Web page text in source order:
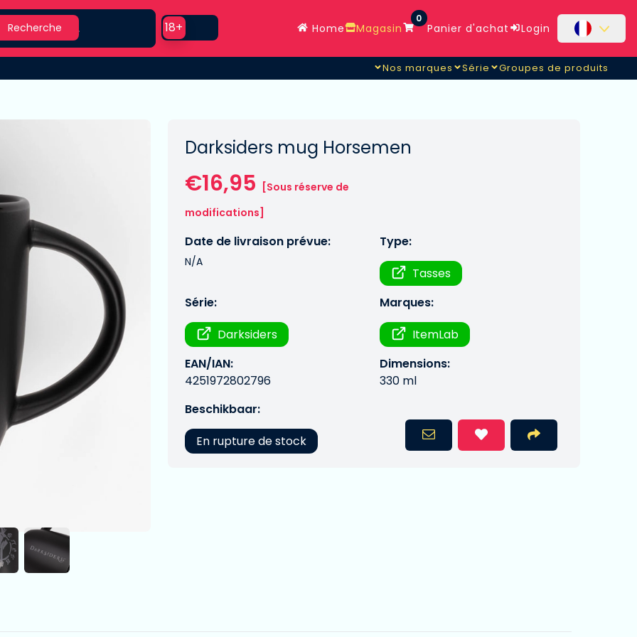
Recherche
Use setting
18+ Home Magasin
0
Panier d'achat Login
Nos marques Série Groupes de produits
Darksiders mug Horsemen
€16,95
[Sous réserve de
modifications]
Date de livraison prévue:
N/A
Type:
Tasses
Série:
Darksiders
Marques:
ItemLab
EAN/IAN:
4251972802796
Dimensions:
330 ml
Beschikbaar:
En rupture de stock